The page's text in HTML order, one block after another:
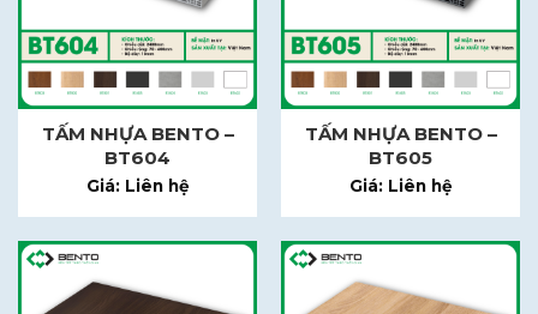
TẤM NHỰA BENTO –
BT604
Giá: Liên hệ
TẤM NHỰA BENTO –
BT605
Giá: Liên hệ